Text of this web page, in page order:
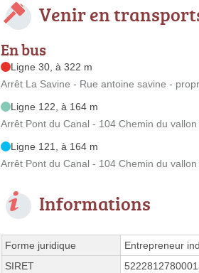
Venir en
En bus
Ligne 30, à 322 m
Arrêt La Savine - Rue antoine savine -
Ligne 122, à 164 m
Arrêt Pont du Canal - 104 Chemin du
Ligne 121, à 164 m
Arrêt Pont du Canal - 104 Chemin du
Informations
Forme juridique
Entrepreneur
SIRET